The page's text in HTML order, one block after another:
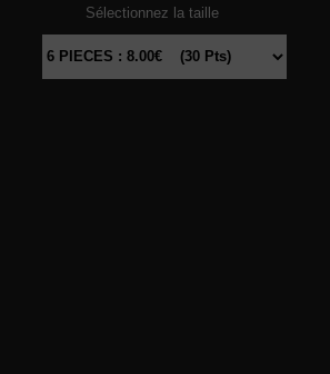
Sélectionnez la taille